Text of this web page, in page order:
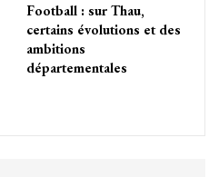
Football : sur Thau,
certains évolutions et des
ambitions
départementales